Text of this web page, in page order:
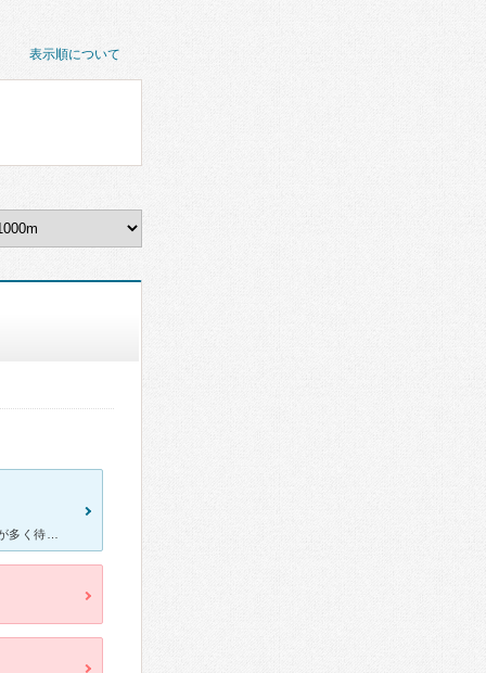
表示順について